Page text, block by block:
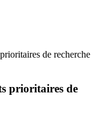
de recherche
prioritaires de